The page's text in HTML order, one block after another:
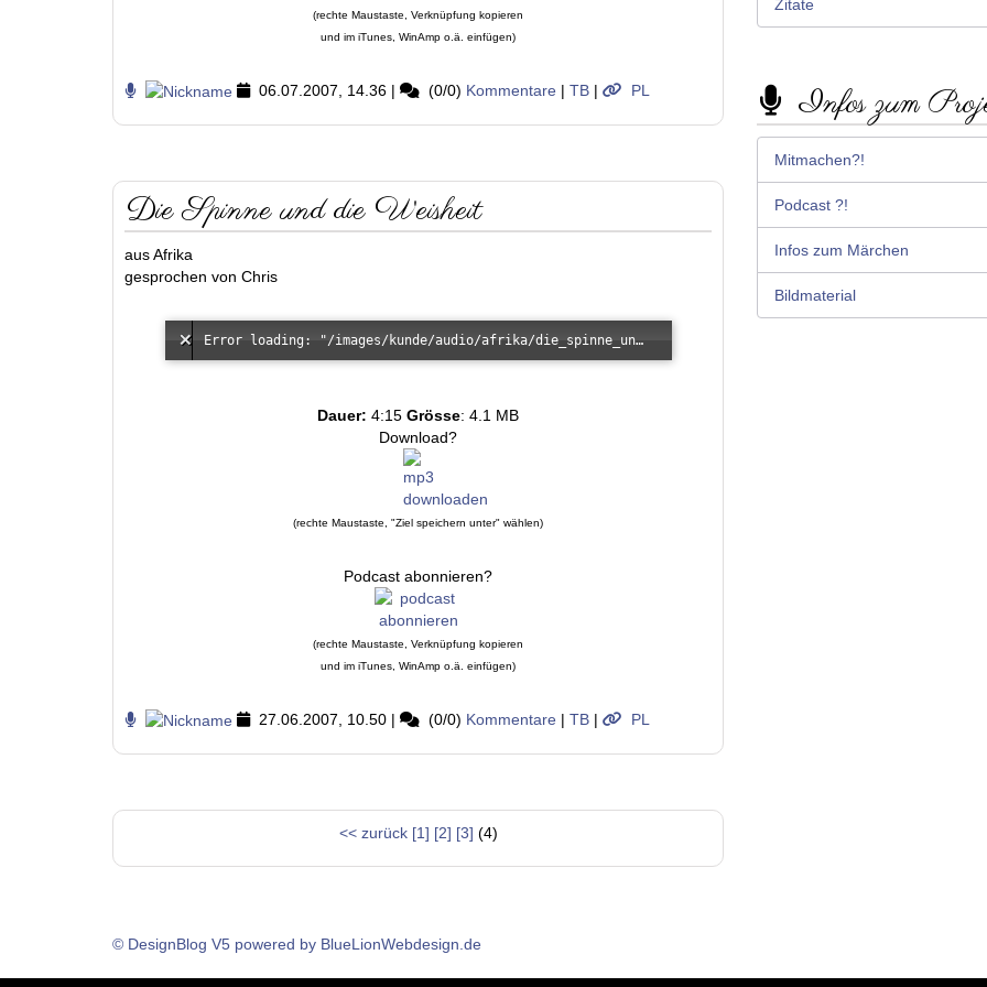
(rechte Maustaste, Verknüpfung kopieren
und im iTunes, WinAmp o.ä. einfügen)
06.07.2007, 14.36 | (0/0) Kommentare | TB | PL
Die Spinne und die Weisheit
aus Afrika
gesprochen von Chris
Error loading: "/images/kunde/audio/afrika/die_spinne_und_die_weisheit.mp3"
Dauer: 4:15 Grösse: 4.1 MB
Download?
(rechte Maustaste, "Ziel speichern unter" wählen)
Podcast abonnieren?
(rechte Maustaste, Verknüpfung kopieren
und im iTunes, WinAmp o.ä. einfügen)
27.06.2007, 10.50 | (0/0) Kommentare | TB | PL
<< zurück [1] [2] [3] (4)
Zitate
Infos zum
Mitmachen?!
Podcast ?!
Infos zum Märchen
Bildmaterial
© DesignBlog V5 powered by BlueLionWebdesign.de